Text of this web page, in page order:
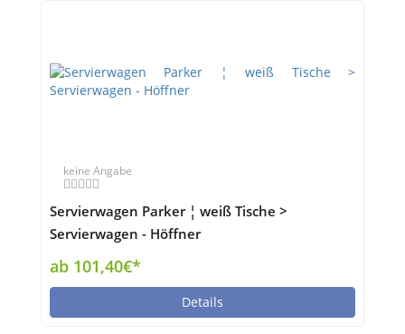
keine Angabe
Servierwagen Parker ¦ weiß Tische >
Servierwagen - Höffner
ab 101,40€*
Details